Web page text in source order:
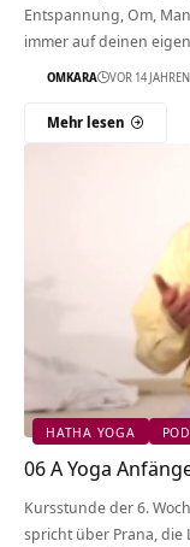
Entspannung, Om,
immer auf deinen
OMKARA VOR 14 JAHREN
Mehr lesen
HATHA YOGA
06 A Yoga
Kursstunde der 6.
spricht über Prana, die